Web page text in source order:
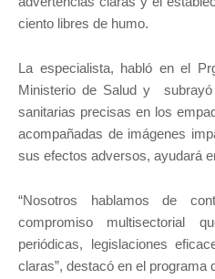
ciento libres de humo.
La especialista, habló en el
Ministerio de Salud y subrayó
sanitarias precisas en los
acompañadas de imágenes
sus efectos adversos, ayudará
“Nosotros hablamos de
compromiso multisectorial
periódicas, legislaciones
claras”, destacó en el programa